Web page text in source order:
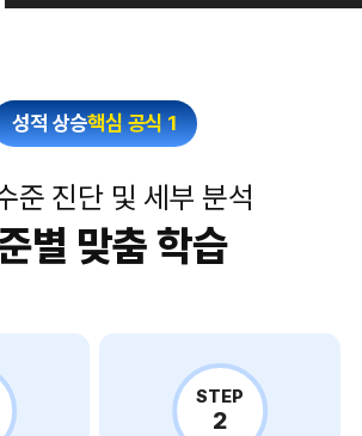
성적 상승핵심 공식 1
준 진단 및 세부 분석
별 맞춤 학습
STEP
2